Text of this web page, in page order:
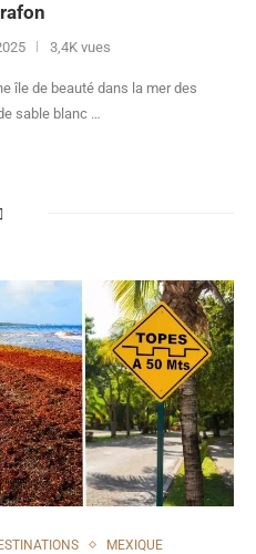
3,4K vues
île de beauté dans la mer des
sable blanc …
MEXIQUE